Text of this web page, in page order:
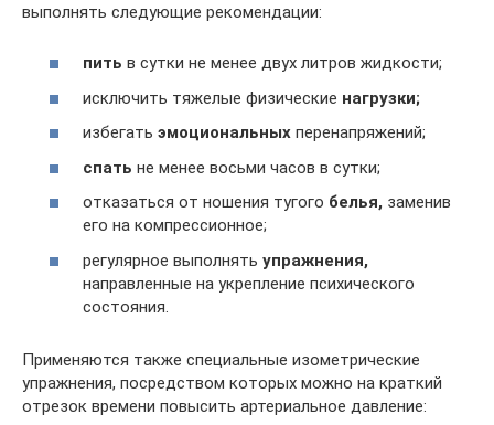
выполнять следующие рекомендации:
пить в сутки не менее двух литров жидкости;
исключить тяжелые физические нагрузки;
избегать эмоциональных перенапряжений;
спать не менее восьми часов в сутки;
отказаться от ношения тугого белья, заменив
его на компрессионное;
регулярное выполнять упражнения,
направленные на укрепление психического
состояния.
Применяются также специальные изометрические
упражнения, посредством которых можно на краткий
отрезок времени повысить артериальное давление: